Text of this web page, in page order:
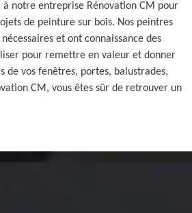
à notre entreprise Rénovation CM pour
de peinture sur bois. Nos peintres
et ont connaissance des
pour remettre en valeur et donner
de vos fenêtres, portes, balustrades,
CM, vous êtes sûr de retrouver un